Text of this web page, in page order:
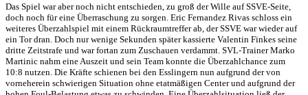
Das Spiel war aber noch nicht entschieden, zu groß der Wille auf SSVE-Seite,
doch noch für eine Überraschung zu sorgen. Eric Fernandez Rivas schloss ein
weiteres Überzahlspiel mit einem Rückraumtreffer ab, der SSVE war wieder auf
ein Tor dran. Doch nur wenige Sekunden später kassierte Valentin Finkes seine
dritte Zeitstrafe und war fortan zum Zuschauen verdammt. SVL-Trainer Marko
Martinic nahm eine Auszeit und sein Team konnte die Überzahlchance zum
10:8 nutzen. Die Kräfte schienen bei den Esslingern nun aufgrund der von
vorneherein schwierigen Situation ohne etatmäßigen Center und aufgrund der